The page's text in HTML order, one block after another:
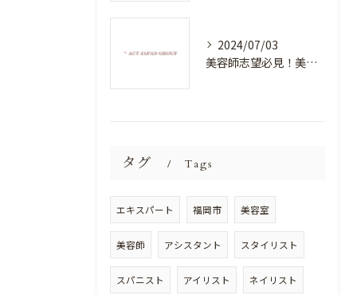
2024/07/03
美容師志望必見！美容室NEWSTANDARDで最高のスキルアップを目指そう！
タグ Tags
エキスパート 福岡市 美容室
美容師 アシスタント スタイリスト
スパニスト アイリスト ネイリスト